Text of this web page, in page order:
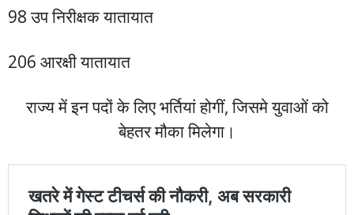
98 उप निरीक्षक यातायात
206 आरक्षी यातायात
राज्य में इन पदों के लिए भर्तियां होगीं, जिसमे युवाओं को
बेहतर मौका मिलेगा।